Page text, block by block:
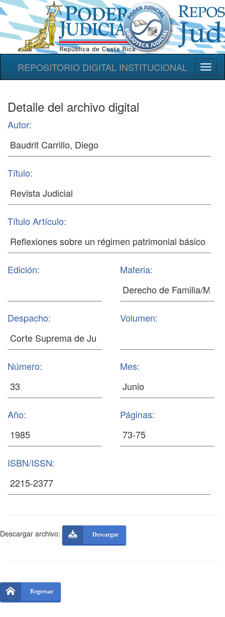
REPOSITORIO DIGITAL INSTITUCIONAL
Detalle del archivo digital
Autor:
Título:
Título Artículo:
Edición: Materia:
Despacho: Volumen:
Número: Mes:
Año: Páginas:
ISBN/ISSN:
Descargar archivo: Descargar
Regresar